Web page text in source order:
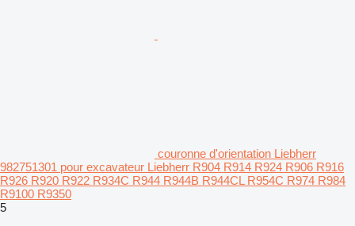
couronne d'orientation Liebherr
982751301 pour excavateur Liebherr R904 R914 R924 R906 R916
R926 R920 R922 R934C R944 R944B R944CL R954C R974 R984
R9100 R9350
5